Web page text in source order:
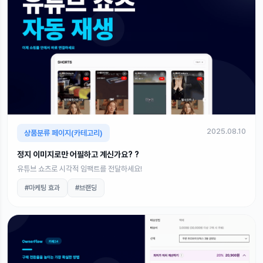
상품분류 페이지(카테고리) 2025.08.10
정지 이미지로만 어필하고 계신가요? ?
유튜브 쇼츠로 시각적 임팩트를 전달하세요!
#마케팅 효과 #브랜딩